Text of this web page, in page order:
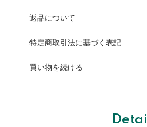
返品について
特定商取引法に基づく表記
買い物を続ける
Detail